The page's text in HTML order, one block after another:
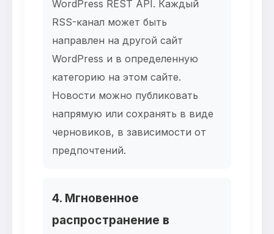
WordPress REST API. Каждый
RSS-канал может быть
направлен на другой сайт
WordPress и в определенную
категорию на этом сайте.
Новости можно публиковать
напрямую или сохранять в виде
черновиков, в зависимости от
предпочтений.
4. Мгновенное
распространение в